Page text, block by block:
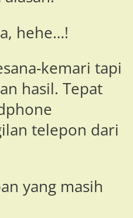
hehe…!
kemari tapi
hasil. Tepat
telepon dari
yang masih